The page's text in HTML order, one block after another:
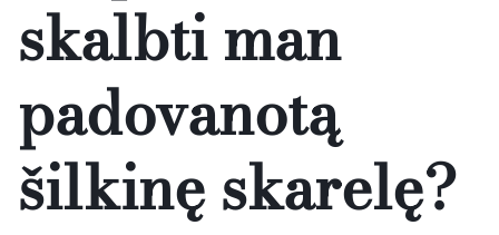
skalbti man
padovanotą
šilkinę skarelę?